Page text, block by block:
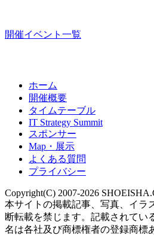
開催イベント一覧
ホーム
開催概要
タイムテーブル
IT Strategy Summit
スポンサー
Map・展示
よくある質問
プライバシー
Copyright(C) 2007-2026
本サイトの掲載記事、写真、イラ
断転載を禁じます。記載されてい
名は各社及び商標権者の登録商標